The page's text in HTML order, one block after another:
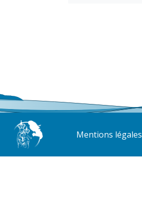
Mentions légales